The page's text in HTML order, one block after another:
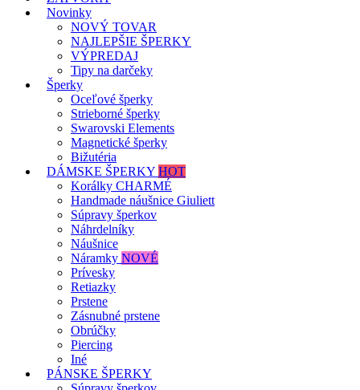
Novinky
NOVÝ TOVAR
NAJLEPŠIE ŠPERKY
VÝPREDAJ
Tipy na darčeky
Šperky
Oceľové šperky
Strieborné šperky
Swarovski Elements
Magnetické šperky
Bižutéria
DÁMSKE ŠPERKY HOT
Korálky CHARMÉ
Handmade náušnice Giuliett
Súpravy šperkov
Náhrdelníky
Náušnice
Náramky NOVÉ
Prívesky
Retiazky
Prstene
Zásnubné prstene
Obrúčky
Piercing
Iné
PÁNSKE ŠPERKY